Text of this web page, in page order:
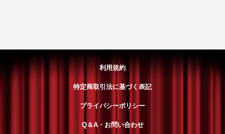
利用規約
特定商取引法に基づく表記
プライバシーポリシー
Q＆A・お問い合わせ